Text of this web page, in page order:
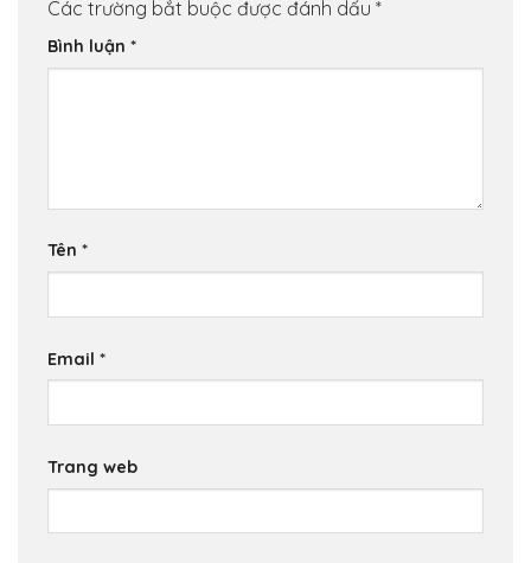
Các trường bắt buộc được đánh dấu *
Bình luận *
Tên *
Email *
Trang web